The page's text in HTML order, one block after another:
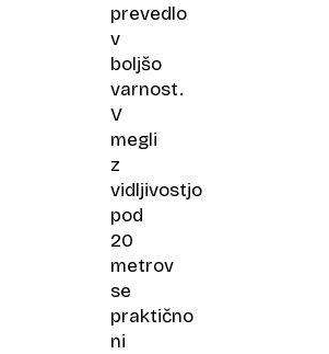
prevedlo
v
boljšo
varnost.
V
megli
z
vidljivostjo
pod
20
metrov
se
praktično
ni